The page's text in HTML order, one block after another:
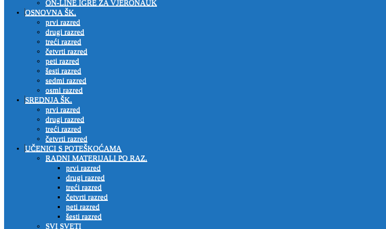
ON-LINE IGRE ZA VJERONAUK
OSNOVNA ŠK.
prvi razred
drugi razred
treći razred
četvrti razred
peti razred
šesti razred
sedmi razred
osmi razred
SREDNJA ŠK.
prvi razred
drugi razred
treći razred
četvrti razred
UČENICI S POTEŠKOĆAMA
RADNI MATERIJALI PO RAZ.
prvi razred
drugi razred
treći razred
četvrti razred
peti razred
šesti razred
SVI SVETI